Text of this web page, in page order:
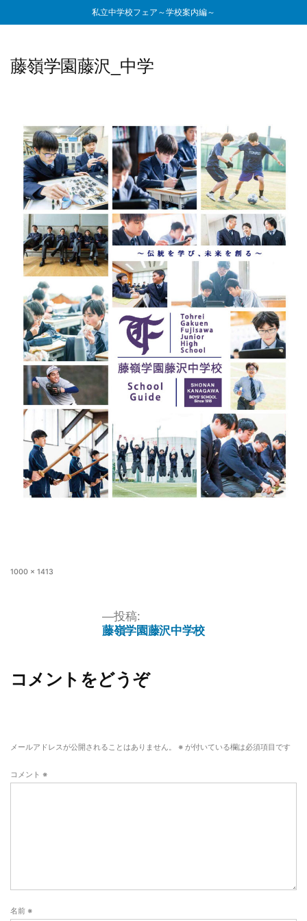
私立中学校フェア～学校案内編～
藤嶺学園藤沢_中学
1000 × 1413
投稿:
藤嶺学園藤沢中学校
コメントをどうぞ
メールアドレスが公開されることはありません。 ※ が付いている欄は必須項目です
コメント ※
名前 ※